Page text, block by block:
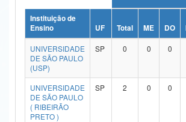
Ministério da Ciência, Tecnologia, Inovações e
Ministério do Meio Ambiente
Ministério do Turismo
Ministério do Desenvolvimento Regional
Controladoria-Geral da União
Instituição de
Ensino
UF Total ME DO
UNIVERSIDADE
DE SÃO PAULO
(USP)
SP 0 0 0
UNIVERSIDADE
DE SÃO PAULO
( RIBEIRÃO
PRETO )
SP 2 0 0